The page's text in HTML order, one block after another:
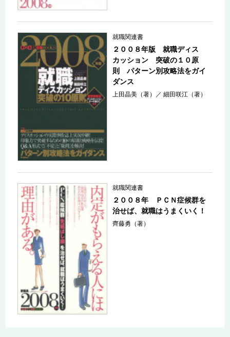
就職関連書
２００８年版 就職ディス
カッション 突破の１０原
則 パターン別攻略法をガイ
ダンス
上田晶美（著） ／細田咲江（著）
就職関連書
２００８年 ＰＣＮ症候群を
治せば、就職はうまくいく！
齊藤勇（著）